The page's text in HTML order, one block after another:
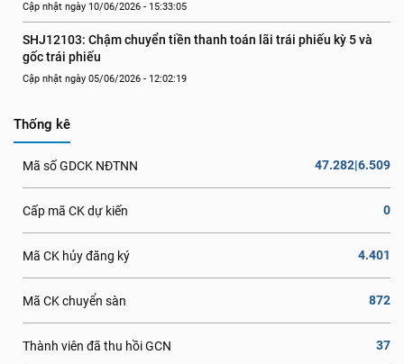
Cập nhật ngày 10/06/2026 - 15:33:05
SHJ12103: Chậm chuyển tiền thanh toán lãi trái phiếu kỳ 5 và
gốc trái phiếu
Cập nhật ngày 05/06/2026 - 12:02:19
Thống kê
Mã số GDCK NĐTNN 47.282|6.509
Cấp mã CK dự kiến 0
Mã CK hủy đăng ký 4.401
Mã CK chuyển sàn 872
Thành viên đã thu hồi GCN 37